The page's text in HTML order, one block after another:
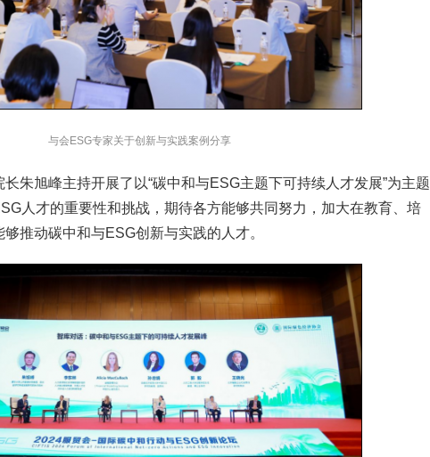
与会ESG专家关于创新与实践案例分享
朱旭峰主持开展了以“碳中和与ESG主题下可持续人才发展”为主题
人才的重要性和挑战，期待各方能够共同努力，加大在教育、培
推动碳中和与ESG创新与实践的人才。